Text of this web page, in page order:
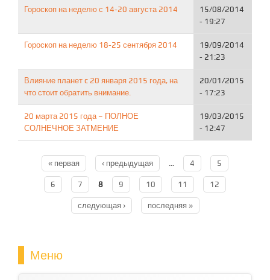
Гороскоп на неделю с 14-20 августа 2014
15/08/2014
- 19:27
Гороскоп на неделю 18-25 сентября 2014
19/09/2014
- 21:23
Влияние планет c 20 января 2015 года, на
что стоит обратить внимание.
20/01/2015
- 17:23
20 марта 2015 года – ПОЛНОЕ
СОЛНЕЧНОЕ ЗАТМЕНИЕ
19/03/2015
- 12:47
Страницы
« первая ‹ предыдущая … 4 5
6 7 8 9 10 11 12
следующая › последняя »
Меню